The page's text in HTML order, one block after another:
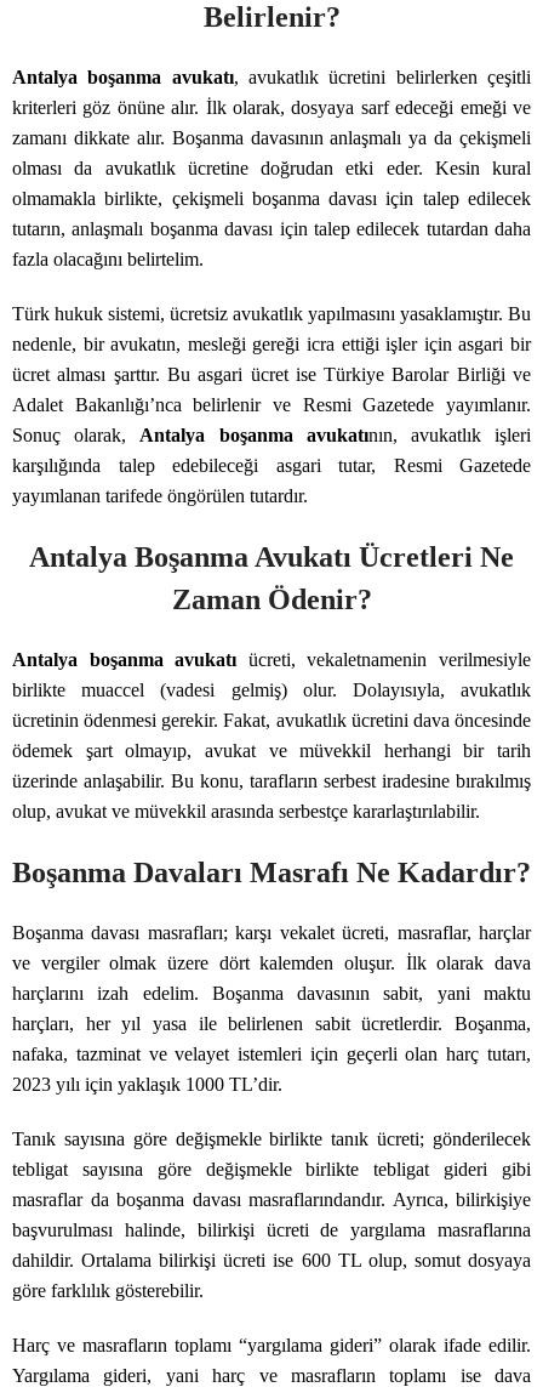
Belirlenir?
Antalya boşanma avukatı, avukatlık ücretini belirlerken çeşitli
kriterleri göz önüne alır. İlk olarak, dosyaya sarf edeceği emeği ve
zamanı dikkate alır. Boşanma davasının anlaşmalı ya da çekişmeli
olması da avukatlık ücretine doğrudan etki eder. Kesin kural
olmamakla birlikte, çekişmeli boşanma davası için talep edilecek
tutarın, anlaşmalı boşanma davası için talep edilecek tutardan daha
fazla olacağını belirtelim.
Türk hukuk sistemi, ücretsiz avukatlık yapılmasını yasaklamıştır. Bu
nedenle, bir avukatın, mesleği gereği icra ettiği işler için asgari bir
ücret alması şarttır. Bu asgari ücret ise Türkiye Barolar Birliği ve
Adalet Bakanlığı’nca belirlenir ve Resmi Gazetede yayımlanır.
Sonuç olarak, Antalya boşanma avukatının, avukatlık işleri
karşılığında talep edebileceği asgari tutar, Resmi Gazetede
yayımlanan tarifede öngörülen tutardır.
Antalya Boşanma Avukatı Ücretleri Ne
Zaman Ödenir?
Antalya boşanma avukatı ücreti, vekaletnamenin verilmesiyle
birlikte muaccel (vadesi gelmiş) olur. Dolayısıyla, avukatlık
ücretinin ödenmesi gerekir. Fakat, avukatlık ücretini dava öncesinde
ödemek şart olmayıp, avukat ve müvekkil herhangi bir tarih
üzerinde anlaşabilir. Bu konu, tarafların serbest iradesine bırakılmış
olup, avukat ve müvekkil arasında serbestçe kararlaştırılabilir.
Boşanma Davaları Masrafı Ne Kadardır?
Boşanma davası masrafları; karşı vekalet ücreti, masraflar, harçlar
ve vergiler olmak üzere dört kalemden oluşur. İlk olarak dava
harçlarını izah edelim. Boşanma davasının sabit, yani maktu
harçları, her yıl yasa ile belirlenen sabit ücretlerdir. Boşanma,
nafaka, tazminat ve velayet istemleri için geçerli olan harç tutarı,
2023 yılı için yaklaşık 1000 TL’dir.
Tanık sayısına göre değişmekle birlikte tanık ücreti; gönderilecek
tebligat sayısına göre değişmekle birlikte tebligat gideri gibi
masraflar da boşanma davası masraflarındandır. Ayrıca, bilirkişiye
başvurulması halinde, bilirkişi ücreti de yargılama masraflarına
dahildir. Ortalama bilirkişi ücreti ise 600 TL olup, somut dosyaya
göre farklılık gösterebilir.
Harç ve masrafların toplamı “yargılama gideri” olarak ifade edilir.
Yargılama gideri, yani harç ve masrafların toplamı ise dava